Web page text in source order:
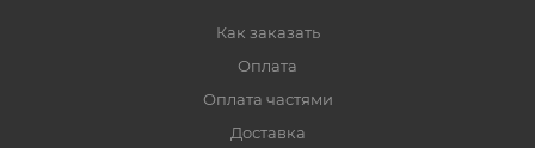
Как заказать
Оплата
Оплата частями
Доставка